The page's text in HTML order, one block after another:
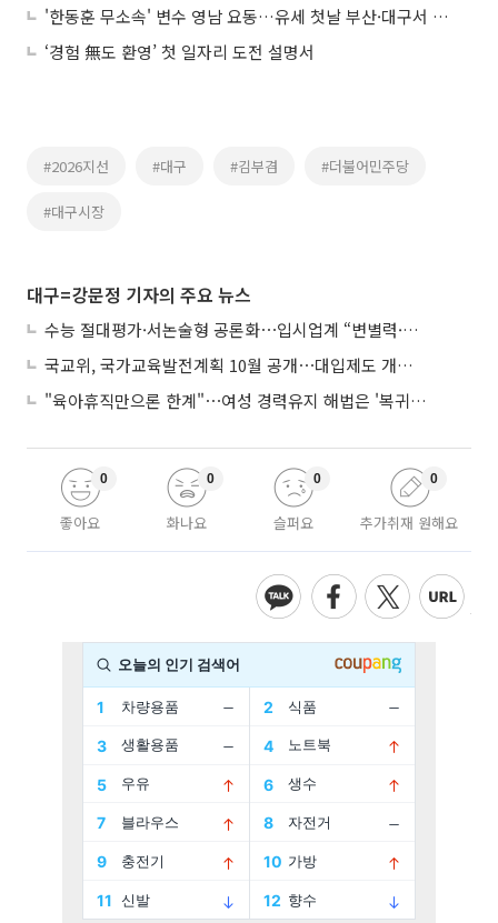
'한동훈 무소속' 변수 영남 요동…유세 첫날 부산·대구서 정면승부
‘경험 無도 환영’ 첫 일자리 도전 설명서
#2026지선 #대구 #김부겸 #더불어민주당
#대구시장
대구=강문정 기자의 주요 뉴스
수능 절대평가·서논술형 공론화⋯입시업계 “변별력·사교육 대책 먼저”
국교위, 국가교육발전계획 10월 공개⋯대입제도 개편 공론화 추진
"육아휴직만으론 한계"⋯여성 경력유지 해법은 '복귀 후 유연근무’
좋아요
0
화나요
0
슬퍼요
0
추가취재 원해요
0